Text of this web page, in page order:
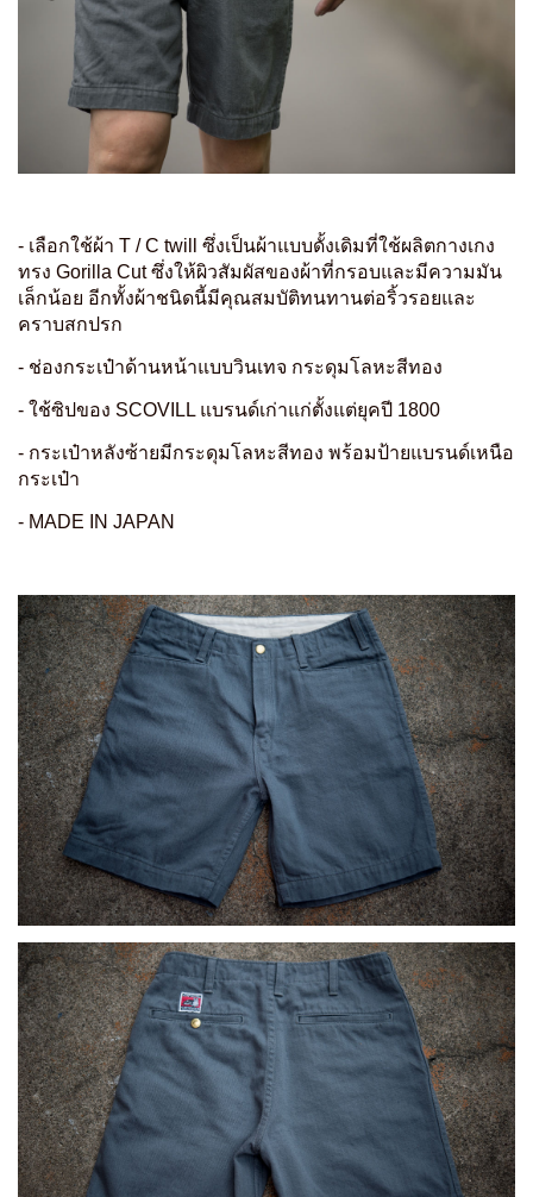
- เลือกใช้ผ้า T / C twill ซึ่งเป็นผ้าแบบดั้งเดิมที่ใช้ผลิตกางเกง
ทรง Gorilla Cut ซึ่งให้ผิวสัมผัสของผ้าที่กรอบและมีความมัน
เล็กน้อย อีกทั้งผ้าชนิดนี้มีคุณสมบัติทนทานต่อริ้วรอยและ
คราบสกปรก
- ช่องกระเป๋าด้านหน้าแบบวินเทจ กระดุมโลหะสีทอง
- ใช้ซิปของ SCOVILL แบรนด์เก่าแก่ตั้งแต่ยุคปี 1800
- กระเป๋าหลังซ้ายมีกระดุมโลหะสีทอง พร้อมป้ายแบรนด์เหนือ
กระเป๋า
- MADE IN JAPAN